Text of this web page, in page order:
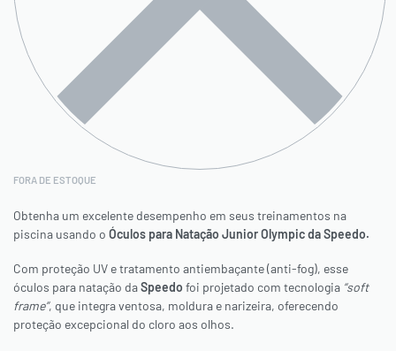
FORA DE ESTOQUE
Obtenha um excelente desempenho em seus treinamentos na
piscina usando o Óculos para Natação Junior Olympic da Speedo.
Com proteção UV e tratamento antiembaçante (anti-fog), esse
óculos para natação daSpeedo foi projetado com tecnologia “soft
frame”, que integra ventosa, moldura e narizeira, oferecendo
proteção excepcional do cloro aos olhos.